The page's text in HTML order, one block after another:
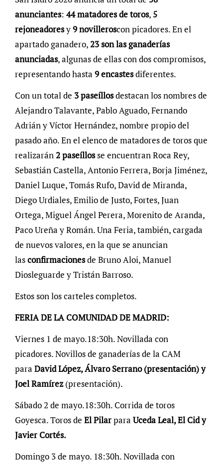
anunciantes: 44 matadores de toros, 5
rejoneadoresy9 novilleroscon picadores. En el
apartado ganadero,23 son las ganaderías
anunciadas, algunas de ellas con dos compromisos,
representando hasta 9 encastesdiferentes.
Con un total de 3 paseíllosdestacan los nombres de
Alejandro Talavante, Pablo Aguado, Fernando
Adrián y Víctor Hernández, nombre propio del
pasado año. En el elenco de matadores de toros que
realizarán2 paseíllosse encuentran Roca Rey,
Sebastián Castella, Antonio Ferrera, Borja Jiménez,
Daniel Luque, Tomás Rufo, David de Miranda,
Diego Urdiales, Emilio de Justo, Fortes, Juan
Ortega, Miguel Ángel Perera, Morenito de Aranda,
Paco Ureña y Román. Una Feria, también, cargada
de nuevos valores, en la que se anuncian
lasconfirmacionesde Bruno Aloi, Manuel
Diosleguarde y Tristán Barroso.
Estos son los carteles completos.
FERIA DE LA COMUNIDAD DE MADRID:
Viernes 1 de mayo.18:30h. Novillada con
picadores. Novillos de ganaderías de la CAM
para David López, Álvaro Serrano (presentación) y
Joel Ramírez (presentación).
Sábado 2 de mayo.18:30h. Corrida de toros
Goyesca. Toros de El Pilarpara Uceda Leal, El Cid y
Javier Cortés.
Domingo 3 de mayo. 18:30h. Novillada con